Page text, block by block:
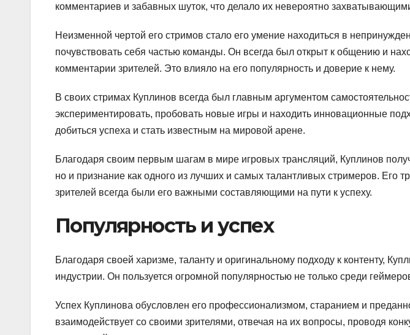
комментариев и забавных шуток, что делало их невероятно
Неизменной чертой его стримов стало его умение находиться в
почувствовать себя частью команды. Он всегда был открыт к общению и
комментарии зрителей. Это влияло на его популярность и доверие к нему.
В своих стримах Куплинов всегда был главным аргументом
экспериментировать, пробовать новые игры и находить инновационные
добиться успеха и стать известным на мировой арене.
Благодаря своим первым шагам в мире игровых трансляций, Куплинов
но и признание как одного из лучших и самых талантливых стримеров. Его
зрителей всегда были его важными составляющими на пути к успеху.
Популярность и успех
Благодаря своей харизме, таланту и оригинальному подходу к контенту,
индустрии. Он пользуется огромной популярностью не только среди
Успех Куплинова обусловлен его профессионализмом, старанием и
взаимодействует со своими зрителями, отвечая на их вопросы, проводя